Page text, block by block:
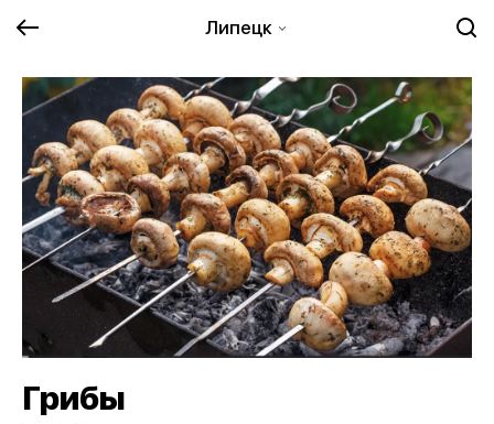
Липецк
Грибы